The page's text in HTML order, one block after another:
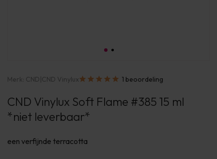
Merk: CND|CND Vinylux 1 beoordeling
CND Vinylux Soft Flame #385 15 ml
*niet leverbaar*
een verfijnde terracotta